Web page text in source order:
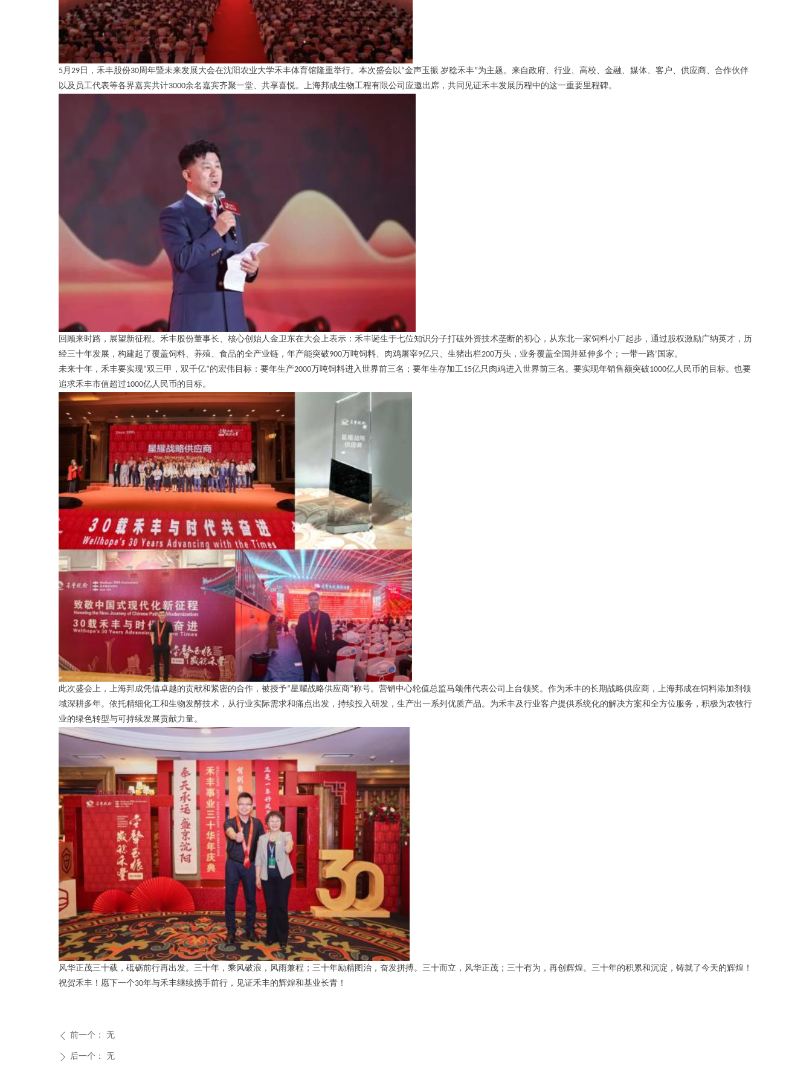
5月 29 日，禾丰股份30周年暨未来发展大会在沈阳农业大学禾丰体育馆隆重举行。本次盛会以“金声玉振 岁稔禾丰”为主题。来自政府、行业、高校、金融、媒体、客户、供应商、合作伙伴
以及员工代表等各界嘉宾共计3000余名嘉宾齐聚一堂、共享喜悦。上海邦成生物工程有限公司应邀出席，共同见证禾丰发展历程中的这一重要里程碑。
回顾来时路，展望新征程。禾丰股份董事长、核心创始人金卫东在大会上表示：禾丰诞生于七位知识分子打破外资技术垄断的初心，从东北一家饲料小厂起步，通过股权激励广纳英才，历
经三十年发展，构建起了覆盖饲料、养殖、食品的全产业链，年产能突破900万吨饲料、肉鸡屠宰9亿只、生猪出栏200万头，业务覆盖全国并延伸多个；一带一路’ 国家。
未来十年，禾丰要实现“双三甲，双千亿”的宏伟目标：要年生产2000万吨饲料进入世界前三名；要年生存加工15亿只肉鸡进入世界前三名。要实现年销售额突破1000亿人民币的目标。也要
追求禾丰市值超过1000亿人民币的目标。
此次盛会上，上海邦成凭借卓越的贡献和紧密的合作，被授予“星耀战略供应商”称号。营销中心轮值总监马颂伟代表公司上台领奖。作为禾丰的长期战略供应商，上海邦成在饲料添加剂领
域深耕多年。依托精细化工和生物发酵技术，从行业实际需求和痛点出发，持续投入研发，生产出一系列优质产品。为禾丰及行业客户提供系统化的解决方案和全方位服务，积极为农牧行
业的绿色转型与可持续发展贡献力量。
风华正茂三十载，砥砺前行再出发。三十年，乘风破浪，风雨兼程；三十年励精图治，奋发拼搏。三十而立，风华正茂；三十有为，再创辉煌。三十年的积累和沉淀，铸就了今天的辉煌！
祝贺禾丰！愿下一个30年与禾丰继续携手前行，见证禾丰的辉煌和基业长青！
ꄴ 前一个： 无
ꄲ 后一个： 无